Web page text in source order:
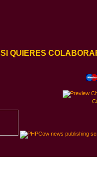
SI QUIERES